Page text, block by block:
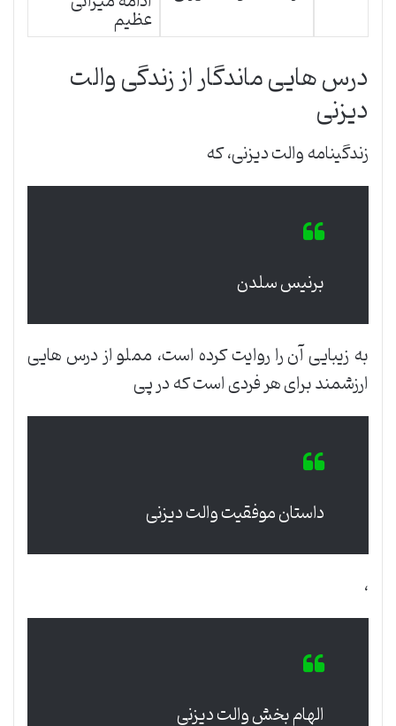
عظیم
درس هایی ماندگار از زندگی والت
دیزنی
زندگینامه والت دیزنی، که
برنیس سلدن
به زیبایی آن را روایت کرده است، مملو از درس هایی
ارزشمند برای هر فردی است که در پی
داستان موفقیت والت دیزنی
،
الهام بخش والت دیزنی